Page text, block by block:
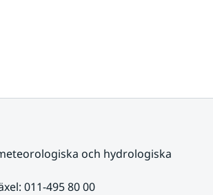
och hydrologiska
011-495 80 00